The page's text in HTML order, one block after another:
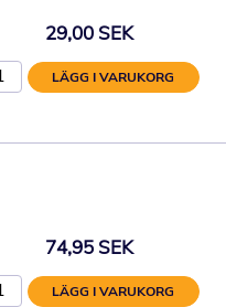
29,00 SEK
LÄGG I VARUKORG
74,95 SEK
LÄGG I VARUKORG